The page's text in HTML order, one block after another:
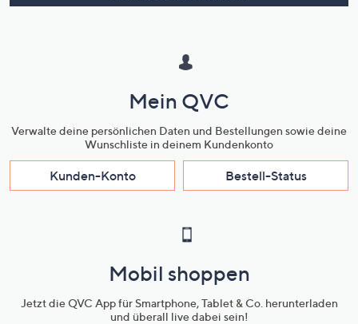
Mein QVC
Verwalte deine persönlichen Daten und Bestellungen sowie deine
Wunschliste in deinem Kundenkonto
Kunden-Konto Bestell-Status
Mobil shoppen
Jetzt die QVC App für Smartphone, Tablet & Co. herunterladen
und überall live dabei sein!